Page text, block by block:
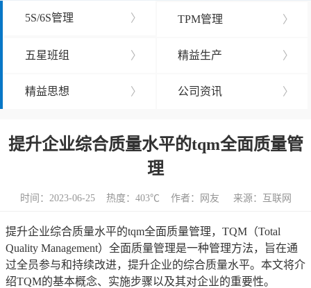
5S/6S管理 〉 TPM管理 〉
五星班组 〉 精益生产 〉
精益思想 〉 公司资讯 〉
提升企业综合质量水平的tqm全面质量管
理
时间：2023-06-25 热度： 403℃ 作者：网友 来源：互联网
提升企业综合质量水平的tqm全面质量管理，TQM（Total
Quality Management）全面质量管理是一种管理方法，旨在通
过全员参与和持续改进，提升企业的综合质量水平。本文将介
绍TQM的基本概念、实施步骤以及其对企业的重要性。